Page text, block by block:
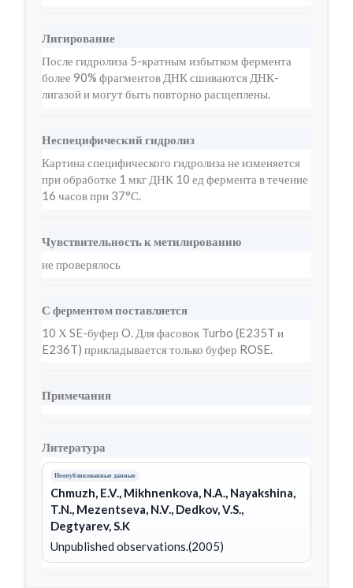
Лигирование
После гидролиза 5-кратным избытком фермента
более 90% фрагментов ДНК сшиваются ДНК-
лигазой и могут быть повторно расщеплены.
Неспецифический гидролиз
Картина специфического гидролиза не изменяется
при обработке 1 мкг ДНК 10 ед фермента в течение
16 часов при 37°С.
Чувствительность к метилированию
не проверялось
С ферментом поставляется
10 Х SE-буфер O. Для фасовок Turbo (E235T и
E236T) прикладывается только буфер ROSE.
Примечания
Литература
Неопубликованные данные
Chmuzh, E.V., Mikhnenkova, N.A., Nayakshina,
T.N., Mezentseva, N.V., Dedkov, V.S.,
Degtyarev, S.K
Unpublished observations.(2005)